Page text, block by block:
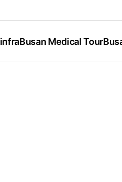
Busan Medical Tour